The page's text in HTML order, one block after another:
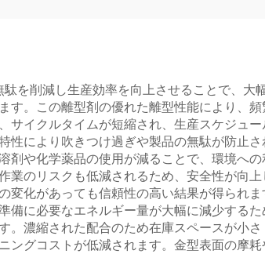
を削減し生産効率を向上させることで、
す。この離型剤の優れた離型性能により、
サイクルタイムが短縮され、生産スケジュ
性により吹きつけ過ぎや製品の無駄が防止
剤や化学薬品の使用が減ることで、環境へ
業のリスクも低減されるため、安全性が向
変化があっても信頼性の高い結果が得られ
備に必要なエネルギー量が大幅に減少する
。濃縮された配合のため在庫スペースが小
ングコストが低減されます。金型表面の摩